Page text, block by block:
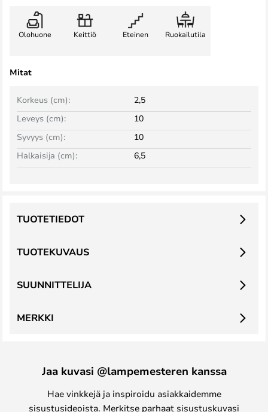
Olohuone Keittiö Eteinen Ruokailutila
Mitat
Leveys (cm): 10
Korkeus (cm): 2,5
Syvyys (cm):
10
Halkaisija (cm):
6,5
TUOTEKUVAUS
TUOTETIEDOT
SUUNNITTELIJA
MERKKI
Jaa kuvasi @lampemesteren kanssa
Hae vinkkejä ja inspiroidu asiakkaidemme
sisustusideoista. Merkitse parhaat sisustuskuvasi